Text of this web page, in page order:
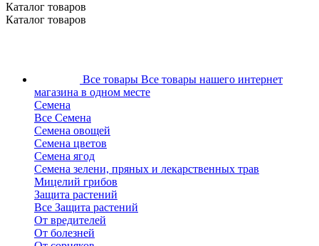
Каталог товаров
Каталог товаров
Все товары Все товары нашего интернет
магазина в одном месте
Семена
Все Семена
Семена овощей
Семена цветов
Семена ягод
Семена зелени, пряных и лекарственных трав
Мицелий грибов
Защита растений
Все Защита растений
От вредителей
От болезней